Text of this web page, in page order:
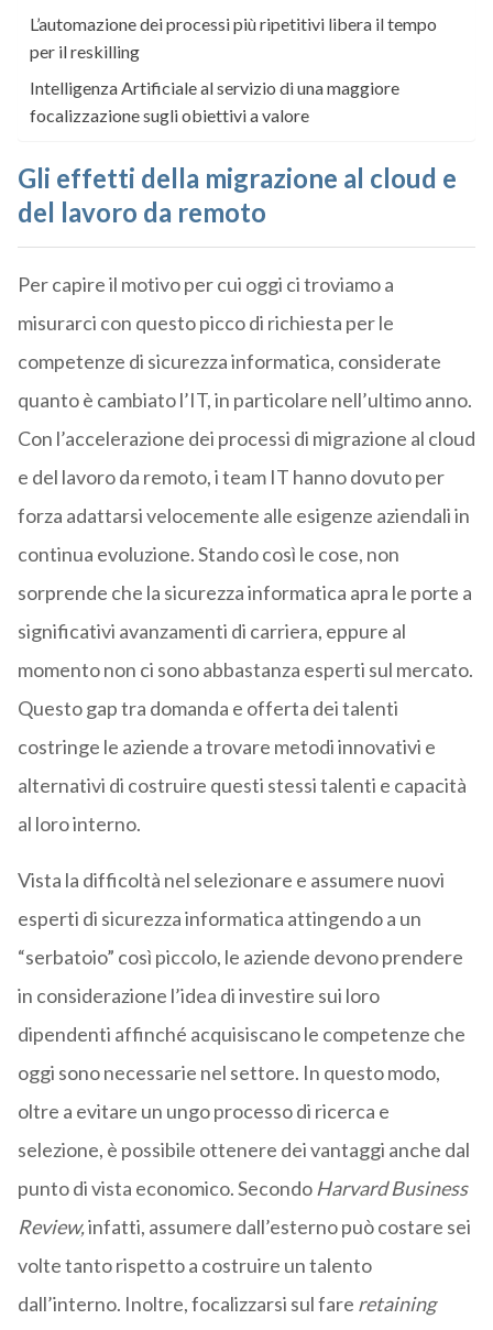
L’automazione dei processi più ripetitivi libera il tempo
per il reskilling
Intelligenza Artificiale al servizio di una maggiore
focalizzazione sugli obiettivi a valore
Gli effetti della migrazione al cloud e
del lavoro da remoto
Per capire il motivo per cui oggi ci troviamo a
misurarci con questo picco di richiesta per le
competenze di sicurezza informatica, considerate
quanto è cambiato l’IT, in particolare nell’ultimo anno.
Con l’accelerazione dei processi di migrazione al cloud
e del lavoro da remoto, i team IT hanno dovuto per
forza adattarsi velocemente alle esigenze aziendali in
continua evoluzione. Stando così le cose, non
sorprende che la sicurezza informatica apra le porte a
significativi avanzamenti di carriera, eppure al
momento non ci sono abbastanza esperti sul mercato.
Questo gap tra domanda e offerta dei talenti
costringe le aziende a trovare metodi innovativi e
alternativi di costruire questi stessi talenti e capacità
al loro interno.
Vista la difficoltà nel selezionare e assumere nuovi
esperti di sicurezza informatica attingendo a un
“serbatoio” così piccolo, le aziende devono prendere
in considerazione l’idea di investire sui loro
dipendenti affinché acquisiscano le competenze che
oggi sono necessarie nel settore. In questo modo,
oltre a evitare un ungo processo di ricerca e
selezione, è possibile ottenere dei vantaggi anche dal
punto di vista economico. SecondoHarvard Business
Review,infatti, assumere dall’esterno può costare sei
volte tanto rispetto a costruire un talento
dall’interno. Inoltre, focalizzarsi sul fare retaining